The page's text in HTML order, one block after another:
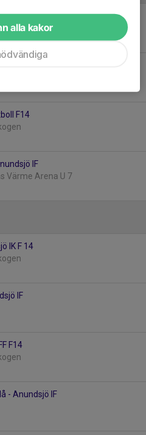
F-14 Gul
F14
IF
Värme Arena U 7
IK F 14
IF
F14
- Anundsjö IF
alla kakor